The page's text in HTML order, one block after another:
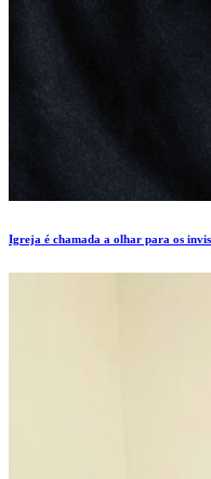
Igreja é chamada a olhar para os